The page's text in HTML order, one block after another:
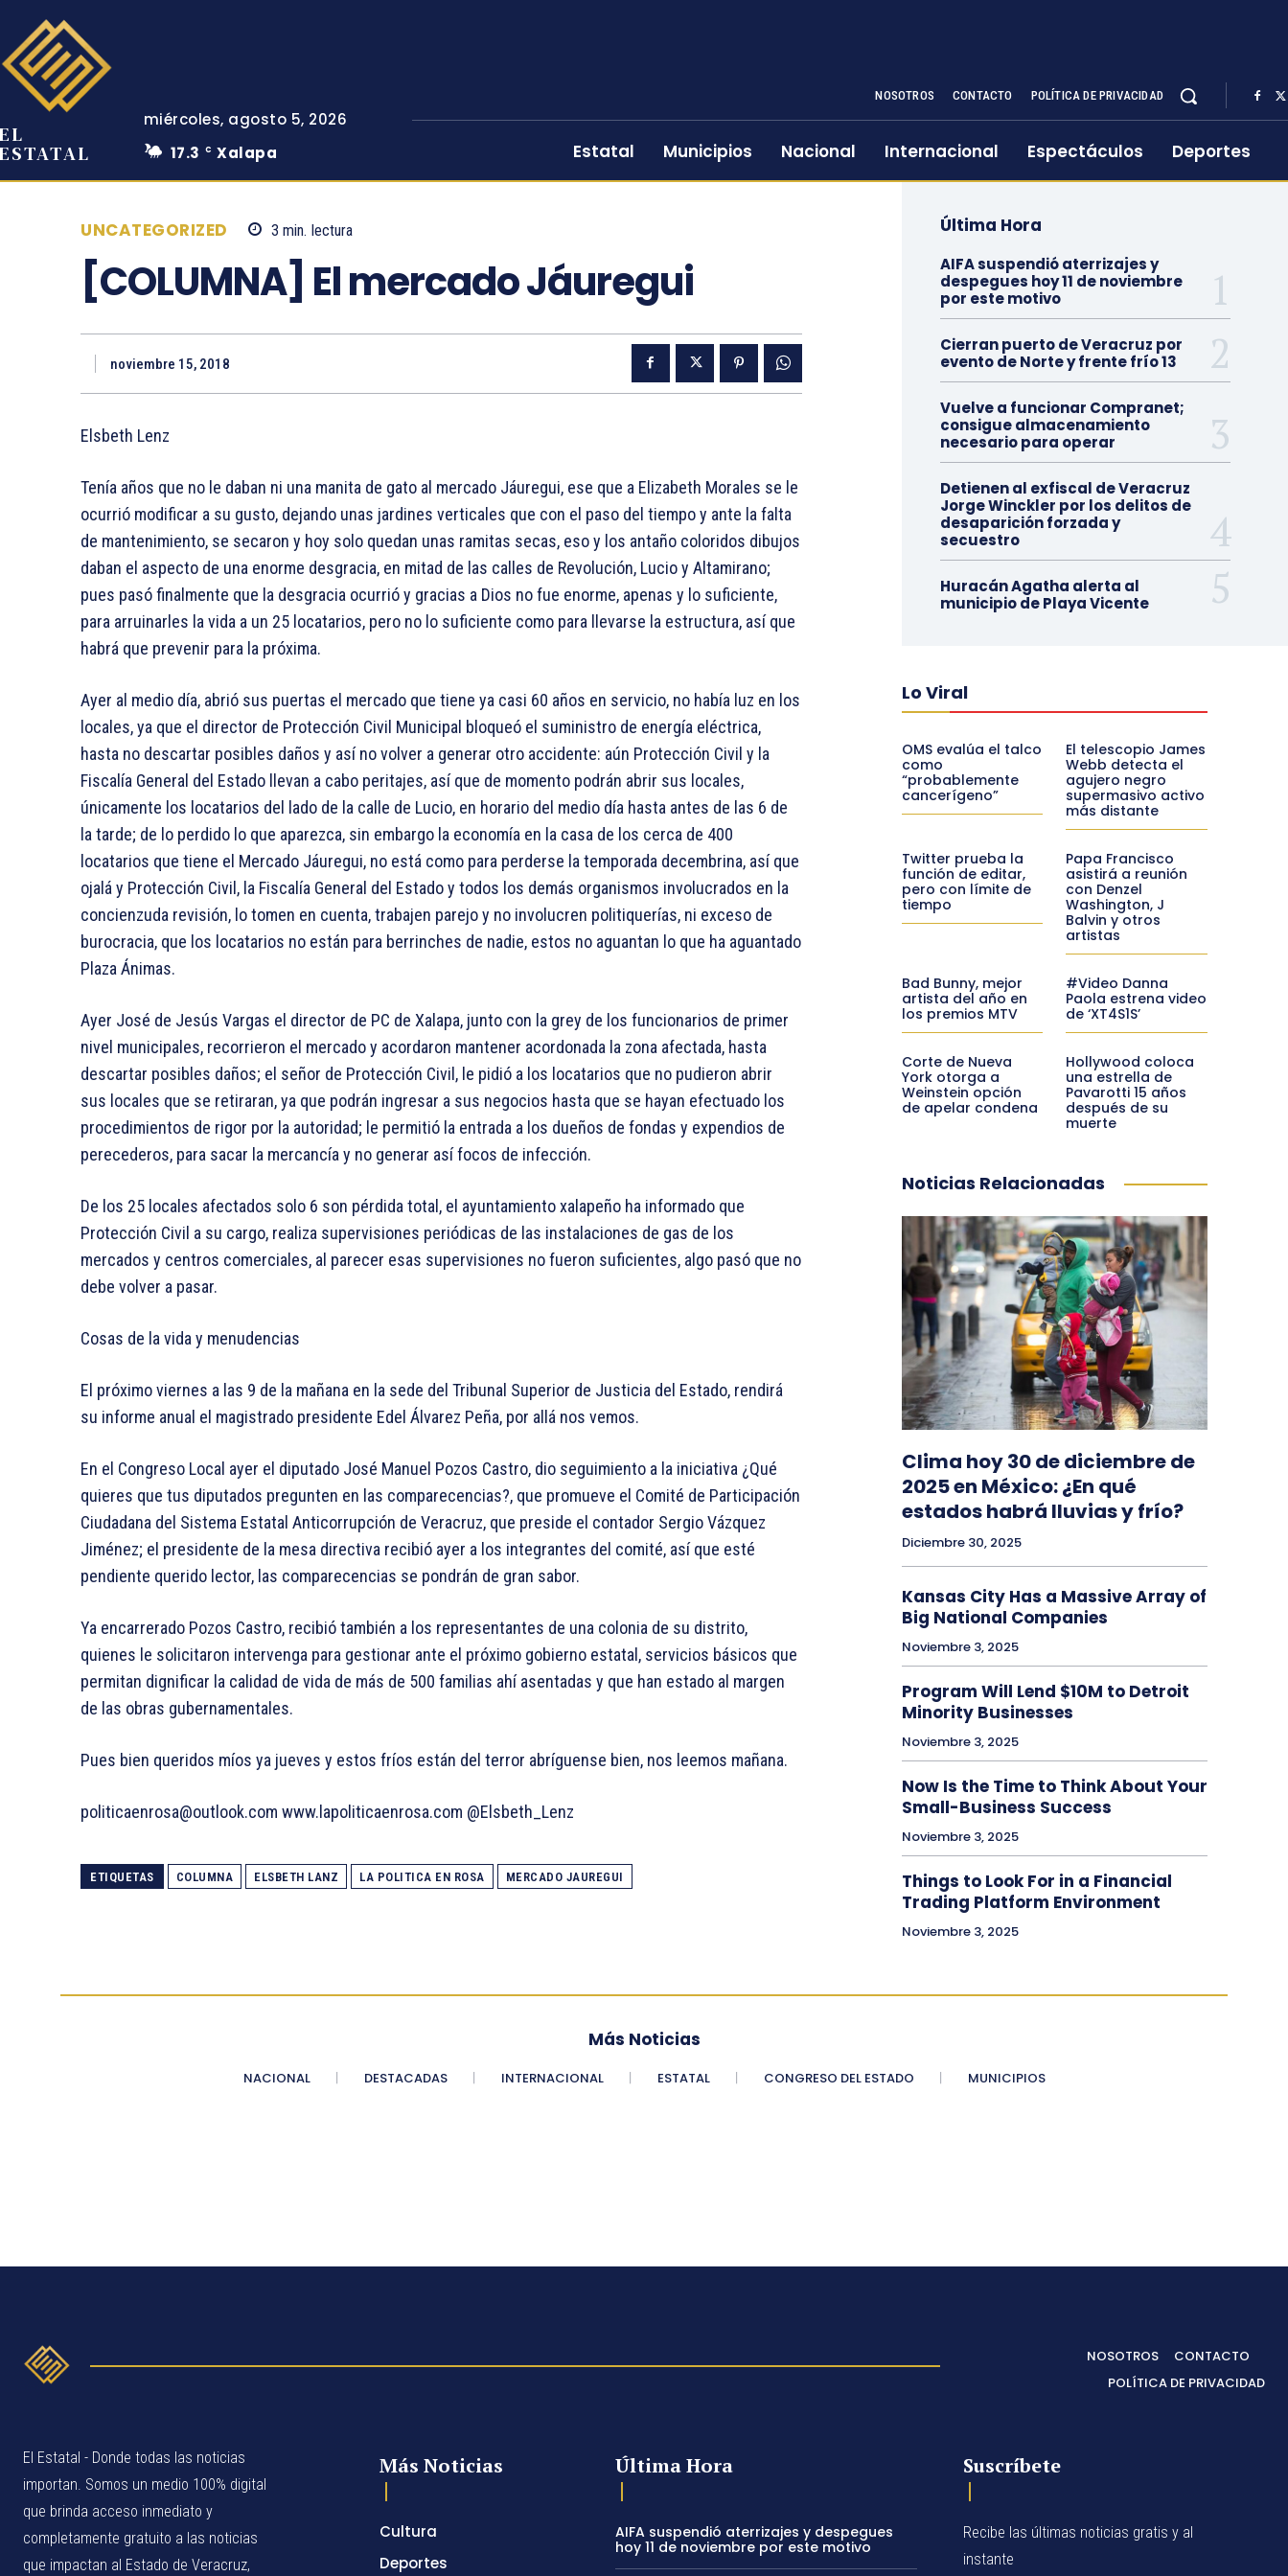
EL
ESTATAL
miércoles, agosto 5, 2026
17.3
C Xalapa
NOSOTROS CONTACTO POLÍTICA DE PRIVACIDAD
Estatal Municipios Nacional Internacional Espectáculos Deportes
UNCATEGORIZED 3 min. lectura
[COLUMNA] El mercado Jáuregui
noviembre 15, 2018
Elsbeth Lenz
Tenía años que no le daban ni una manita de gato al mercado Jáuregui, ese que a Elizabeth Morales se le
ocurrió modificar a su gusto, dejando unas jardines verticales que con el paso del tiempo y ante la falta
de mantenimiento, se secaron y hoy solo quedan unas ramitas secas, eso y los antaño coloridos dibujos
daban el aspecto de una enorme desgracia, en mitad de las calles de Revolución, Lucio y Altamirano;
pues pasó finalmente que la desgracia ocurrió y gracias a Dios no fue enorme, apenas y lo suficiente,
para arruinarles la vida a un 25 locatarios, pero no lo suficiente como para llevarse la estructura, así que
habrá que prevenir para la próxima.
Ayer al medio día, abrió sus puertas el mercado que tiene ya casi 60 años en servicio, no había luz en los
locales, ya que el director de Protección Civil Municipal bloqueó el suministro de energía eléctrica,
hasta no descartar posibles daños y así no volver a generar otro accidente: aún Protección Civil y la
Fiscalía General del Estado llevan a cabo peritajes, así que de momento podrán abrir sus locales,
únicamente los locatarios del lado de la calle de Lucio, en horario del medio día hasta antes de las 6 de
la tarde; de lo perdido lo que aparezca, sin embargo la economía en la casa de los cerca de 400
locatarios que tiene el Mercado Jáuregui, no está como para perderse la temporada decembrina, así que
ojalá y Protección Civil, la Fiscalía General del Estado y todos los demás organismos involucrados en la
concienzuda revisión, lo tomen en cuenta, trabajen parejo y no involucren politiquerías, ni exceso de
burocracia, que los locatarios no están para berrinches de nadie, estos no aguantan lo que ha aguantado
Plaza Ánimas.
Ayer José de Jesús Vargas el director de PC de Xalapa, junto con la grey de los funcionarios de primer
nivel municipales, recorrieron el mercado y acordaron mantener acordonada la zona afectada, hasta
descartar posibles daños; el señor de Protección Civil, le pidió a los locatarios que no pudieron abrir
sus locales que se retiraran, ya que podrán ingresar a sus negocios hasta que se hayan efectuado los
procedimientos de rigor por la autoridad; le permitió la entrada a los dueños de fondas y expendios de
perecederos, para sacar la mercancía y no generar así focos de infección.
De los 25 locales afectados solo 6 son pérdida total, el ayuntamiento xalapeño ha informado que
Protección Civil a su cargo, realiza supervisiones periódicas de las instalaciones de gas de los
mercados y centros comerciales, al parecer esas supervisiones no fueron suficientes, algo pasó que no
debe volver a pasar.
Cosas de la vida y menudencias
El próximo viernes a las 9 de la mañana en la sede del Tribunal Superior de Justicia del Estado, rendirá
su informe anual el magistrado presidente Edel Álvarez Peña, por allá nos vemos.
En el Congreso Local ayer el diputado José Manuel Pozos Castro, dio seguimiento a la iniciativa ¿Qué
quieres que tus diputados pregunten en las comparecencias?, que promueve el Comité de Participación
Ciudadana del Sistema Estatal Anticorrupción de Veracruz, que preside el contador Sergio Vázquez
Jiménez; el presidente de la mesa directiva recibió ayer a los integrantes del comité, así que esté
pendiente querido lector, las comparecencias se pondrán de gran sabor.
Ya encarrerado Pozos Castro, recibió también a los representantes de una colonia de su distrito,
quienes le solicitaron intervenga para gestionar ante el próximo gobierno estatal, servicios básicos que
permitan dignificar la calidad de vida de más de 500 familias ahí asentadas y que han estado al margen
de las obras gubernamentales.
Pues bien queridos míos ya jueves y estos fríos están del terror abríguense bien, nos leemos mañana.
politicaenrosa@outlook.com www.lapoliticaenrosa.com @Elsbeth_Lenz
ETIQUETAS COLUMNA ELSBETH LANZ LA POLITICA EN ROSA MERCADO JAUREGUI
Última Hora
AIFA suspendió aterrizajes y
despegues hoy 11 de noviembre
por este motivo
Cierran puerto de Veracruz por
evento de Norte y frente frío 13
Vuelve a funcionar Compranet;
consigue almacenamiento
necesario para operar
Detienen al exfiscal de Veracruz
Jorge Winckler por los delitos de
desaparición forzada y
secuestro
Huracán Agatha alerta al
municipio de Playa Vicente
Lo Viral
OMS evalúa el talco
como
“probablemente
cancerígeno”
El telescopio James
Webb detecta el
agujero negro
supermasivo activo
más distante
Twitter prueba la
función de editar,
pero con límite de
tiempo
Papa Francisco
asistirá a reunión
con Denzel
Washington, J
Balvin y otros
artistas
Bad Bunny, mejor
artista del año en
los premios MTV
#Video Danna
Paola estrena video
de ‘XT4S1S’
Corte de Nueva
York otorga a
Weinstein opción
de apelar condena
Hollywood coloca
una estrella de
Pavarotti 15 años
después de su
muerte
Noticias Relacionadas
Clima hoy 30 de diciembre de
2025 en México: ¿En qué
estados habrá lluvias y frío?
Diciembre 30, 2025
Kansas City Has a Massive Array of
Big National Companies
Noviembre 3, 2025
Program Will Lend $10M to Detroit
Minority Businesses
Noviembre 3, 2025
Now Is the Time to Think About Your
Small-Business Success
Noviembre 3, 2025
Things to Look For in a Financial
Trading Platform Environment
Noviembre 3, 2025
Más Noticias
NACIONAL DESTACADAS INTERNACIONAL ESTATAL CONGRESO DEL ESTADO MUNICIPIOS
NOSOTROS
CONTACTO
POLÍTICA DE PRIVACIDAD
El Estatal - Donde todas las noticias
importan. Somos un medio 100% digital
que brinda acceso inmediato y
completamente gratuito a las noticias
que impactan al Estado de Veracruz,
Más Noticias
Cultura
Deportes
Última Hora
AIFA suspendió aterrizajes y despegues
hoy 11 de noviembre por este motivo
Suscríbete
Recibe las últimas noticias gratis y al
instante